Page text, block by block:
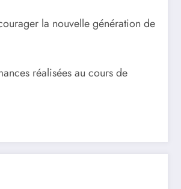
la nouvelle génération de
réalisées au cours de